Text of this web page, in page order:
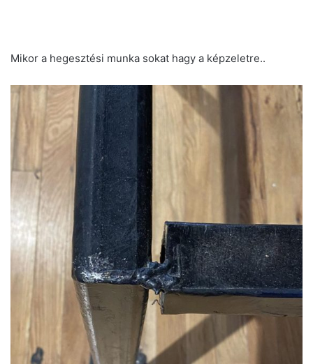
Mikor a hegesztési munka sokat hagy a képzeletre..